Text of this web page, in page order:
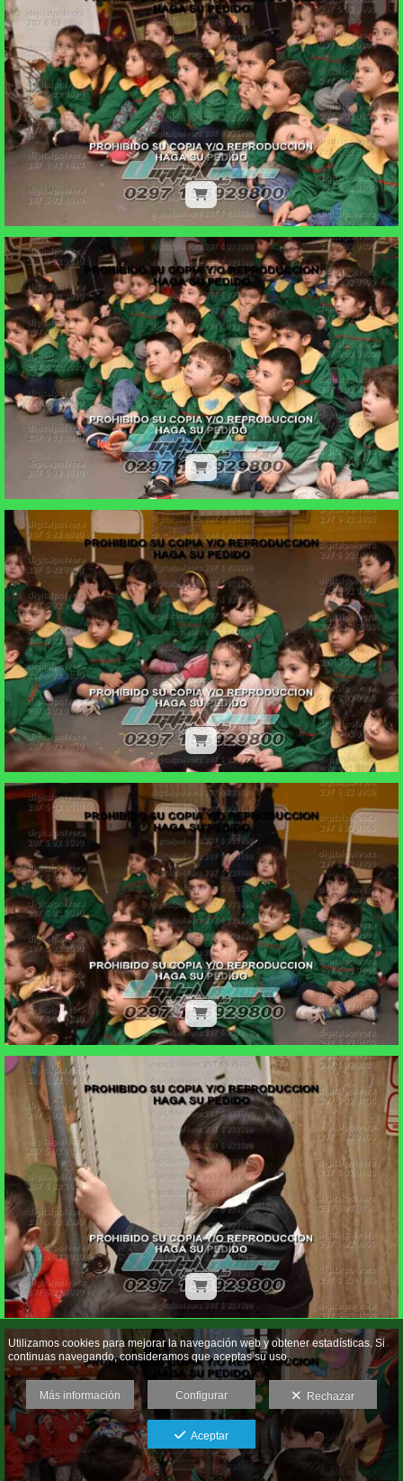
Utilizamos cookies para mejorar la navegación web y obtener estadísticas. Si
continuas navegando, consideramos que aceptas su uso.
Más información Configurar Rechazar
Aceptar